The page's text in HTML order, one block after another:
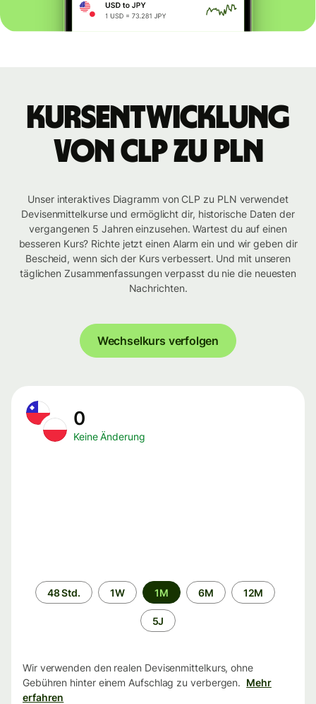
Kursentwicklung
von CLP zu PLN
Unser interaktives Diagramm von CLP zu PLN verwendet
Devisenmittelkurse und ermöglicht dir, historische Daten der
vergangenen 5 Jahren einzusehen. Wartest du auf einen
besseren Kurs? Richte jetzt einen Alarm ein und wir geben dir
Bescheid, wenn sich der Kurs verbessert. Und mit unseren
täglichen Zusammenfassungen verpasst du nie die neuesten
Nachrichten.
Wechselkurs verfolgen
0
Keine Änderung
Zeitraum
48 Std. 1W 1M 6M 12M
5J
Wir verwenden den realen Devisenmittelkurs, ohne
Gebühren hinter einem Aufschlag zu verbergen. Mehr
erfahren